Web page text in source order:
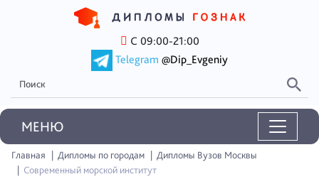
С 09:00-21:00
Telegram @Dip_Evgeniy
MEНЮ
Главная Дипломы по городам
Дипломы Вузов Москвы
Современный морской институт